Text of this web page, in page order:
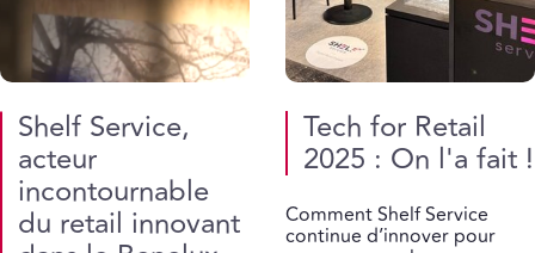
Shelf Service,
acteur
incontournable
du retail innovant
Tech for Retail
2025 : On l'a fait !
Comment Shelf Service
continue d’innover pour